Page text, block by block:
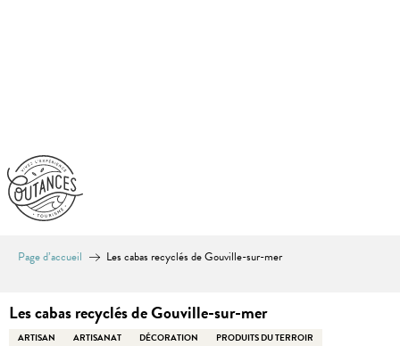
Page d’accueil Les cabas recyclés de Gouville-sur-mer
Les cabas recyclés de Gouville-sur-mer
ARTISAN ARTISANAT DÉCORATION
PRODUITS DU TERROIR